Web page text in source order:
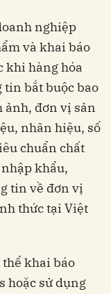
nghiệp
và khai báo
khi hàng hóa
tin bắt buộc bao
ảnh, đơn vị sản
nhãn hiệu, số
chuẩn chất
khẩu,
tin về đơn vị
thức tại Việt
khai báo
hoặc sử dụng